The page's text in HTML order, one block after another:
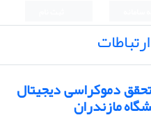
دموکراسی دیجیتال
مازندران